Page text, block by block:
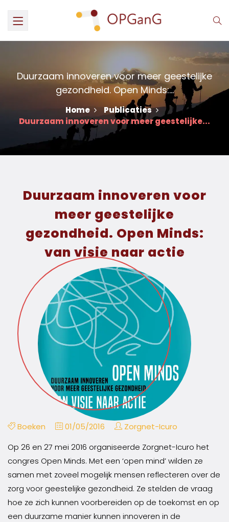
Duurzaam innoveren voor meer geestelijke
gezondheid. Open Minds:...
Home
Publicaties
Duurzaam innoveren voor meer geestelijke...
Duurzaam innoveren voor
meer geestelijke
gezondheid. Open Minds:
van visie naar actie
Boeken 01/05/2016
Zorgnet-Icuro
Op 26 en 27 mei 2016 organiseerde Zorgnet-Icuro het
congres Open Minds. Met een ‘open mind’ wilden ze
samen met zoveel mogelijk mensen reflecteren over de
zorg voor geestelijke gezondheid. Ze stelden de vraag
hoe ze zich kunnen voorbereiden op de toekomst en op
een duurzame manier kunnen innoveren in de